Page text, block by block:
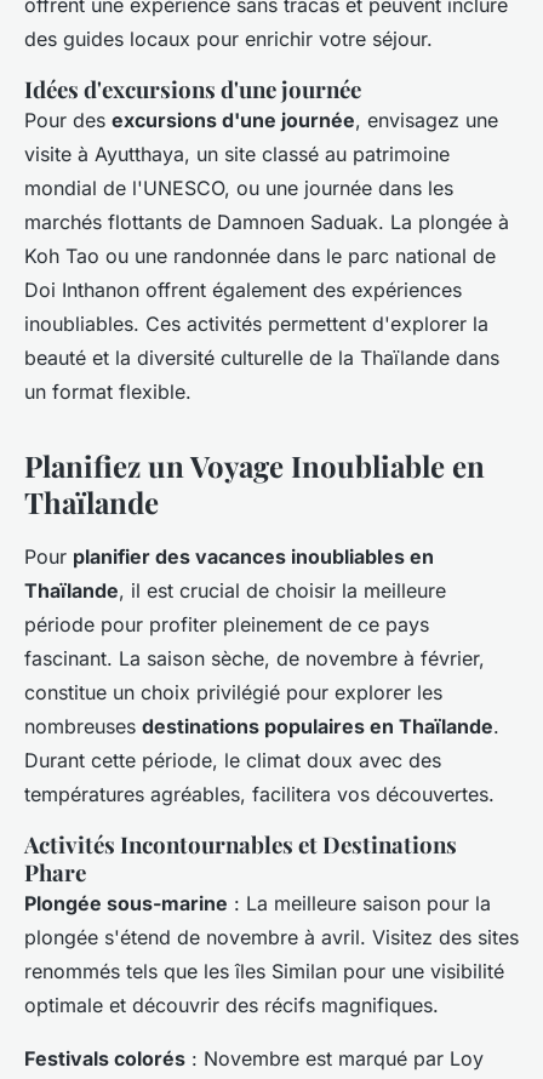
offrent une expérience sans tracas et peuvent inclure
des guides locaux pour enrichir votre séjour.
Idées d'excursions d'une journée
Pour des excursions d'une journée, envisagez une
visite à Ayutthaya, un site classé au patrimoine
mondial de l'UNESCO, ou une journée dans les
marchés flottants de Damnoen Saduak. La plongée à
Koh Tao ou une randonnée dans le parc national de
Doi Inthanon offrent également des expériences
inoubliables. Ces activités permettent d'explorer la
beauté et la diversité culturelle de la Thaïlande dans
un format flexible.
Planifiez un Voyage Inoubliable en
Thaïlande
Pour planifier des vacances inoubliables en
Thaïlande, il est crucial de choisir la meilleure
période pour profiter pleinement de ce pays
fascinant. La saison sèche, de novembre à février,
constitue un choix privilégié pour explorer les
nombreuses destinations populaires en Thaïlande.
Durant cette période, le climat doux avec des
températures agréables, facilitera vos découvertes.
Activités Incontournables et Destinations
Phare
Plongée sous-marine : La meilleure saison pour la
plongée s'étend de novembre à avril. Visitez des sites
renommés tels que les îles Similan pour une visibilité
optimale et découvrir des récifs magnifiques.
Festivals colorés : Novembre est marqué par Loy